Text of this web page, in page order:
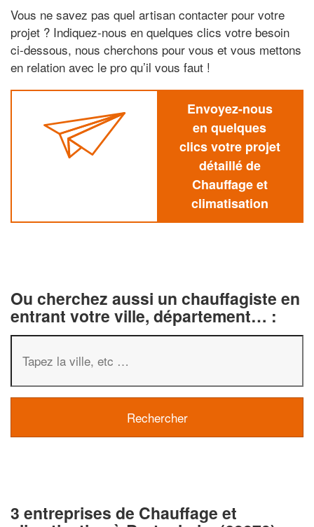
Vous ne savez pas quel artisan contacter pour votre
projet ? Indiquez-nous en quelques clics votre besoin
ci-dessous, nous cherchons pour vous et vous mettons
en relation avec le pro qu’il vous faut !
Envoyez-nous
en quelques
clics votre projet
détaillé de
Chauffage et
climatisation
Ou cherchez aussi un chauffagiste en
entrant votre ville, département… :
3 entreprises de Chauffage et